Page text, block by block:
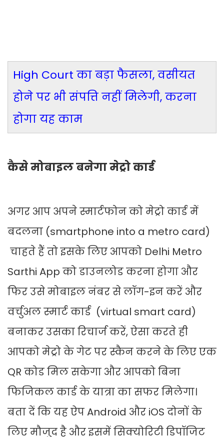
High Court का बड़ा फैसला, वसीयत
होने पर भी संपत्ति नहीं मिलेगी, करना
होगा यह काम
कैसे मोबाइल बनेगा मेट्रो कार्ड
अगर आप अपने स्मार्टफोन को मेट्रो कार्ड में
बदलना (smartphone into a metro card)
चाहते हैं तो इसके लिए आपको Delhi Metro
Sarthi App को डाउनलोड करना होगा और
फिर उसे मोबाइल नंबर से लॉग-इन करें और
वर्चुअल स्मार्ट कार्ड (virtual smart card)
बनाकर उसका रिचार्ज करें, ऐसा करते ही
आपको मेट्रो के गेट पर स्कैन करने के लिए एक
QR कोड मिल सकेगा और आपको बिना
फिजिकल कार्ड के यात्रा का सफर मिलेगा।
बता दें कि यह ऐप Android और iOS दोनों के
लिए मौजुद है और इसमें सिक्योरिटी डिपॉजिट